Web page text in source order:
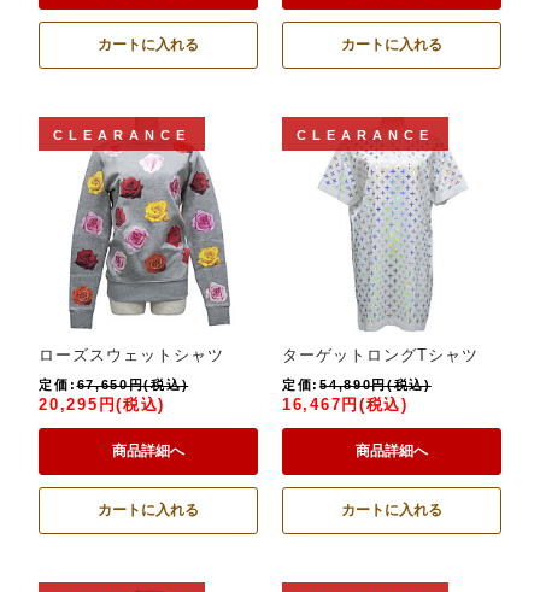
カートに入れる カートに入れる
CLEARANCE
ローズスウェットシャツ
定価:67,650円(税込)
20,295円(税込)
商品詳細へ
カートに入れる
CLEARANCE
ターゲットロングTシャツ
定価:54,890円(税込)
16,467円(税込)
商品詳細へ
カートに入れる